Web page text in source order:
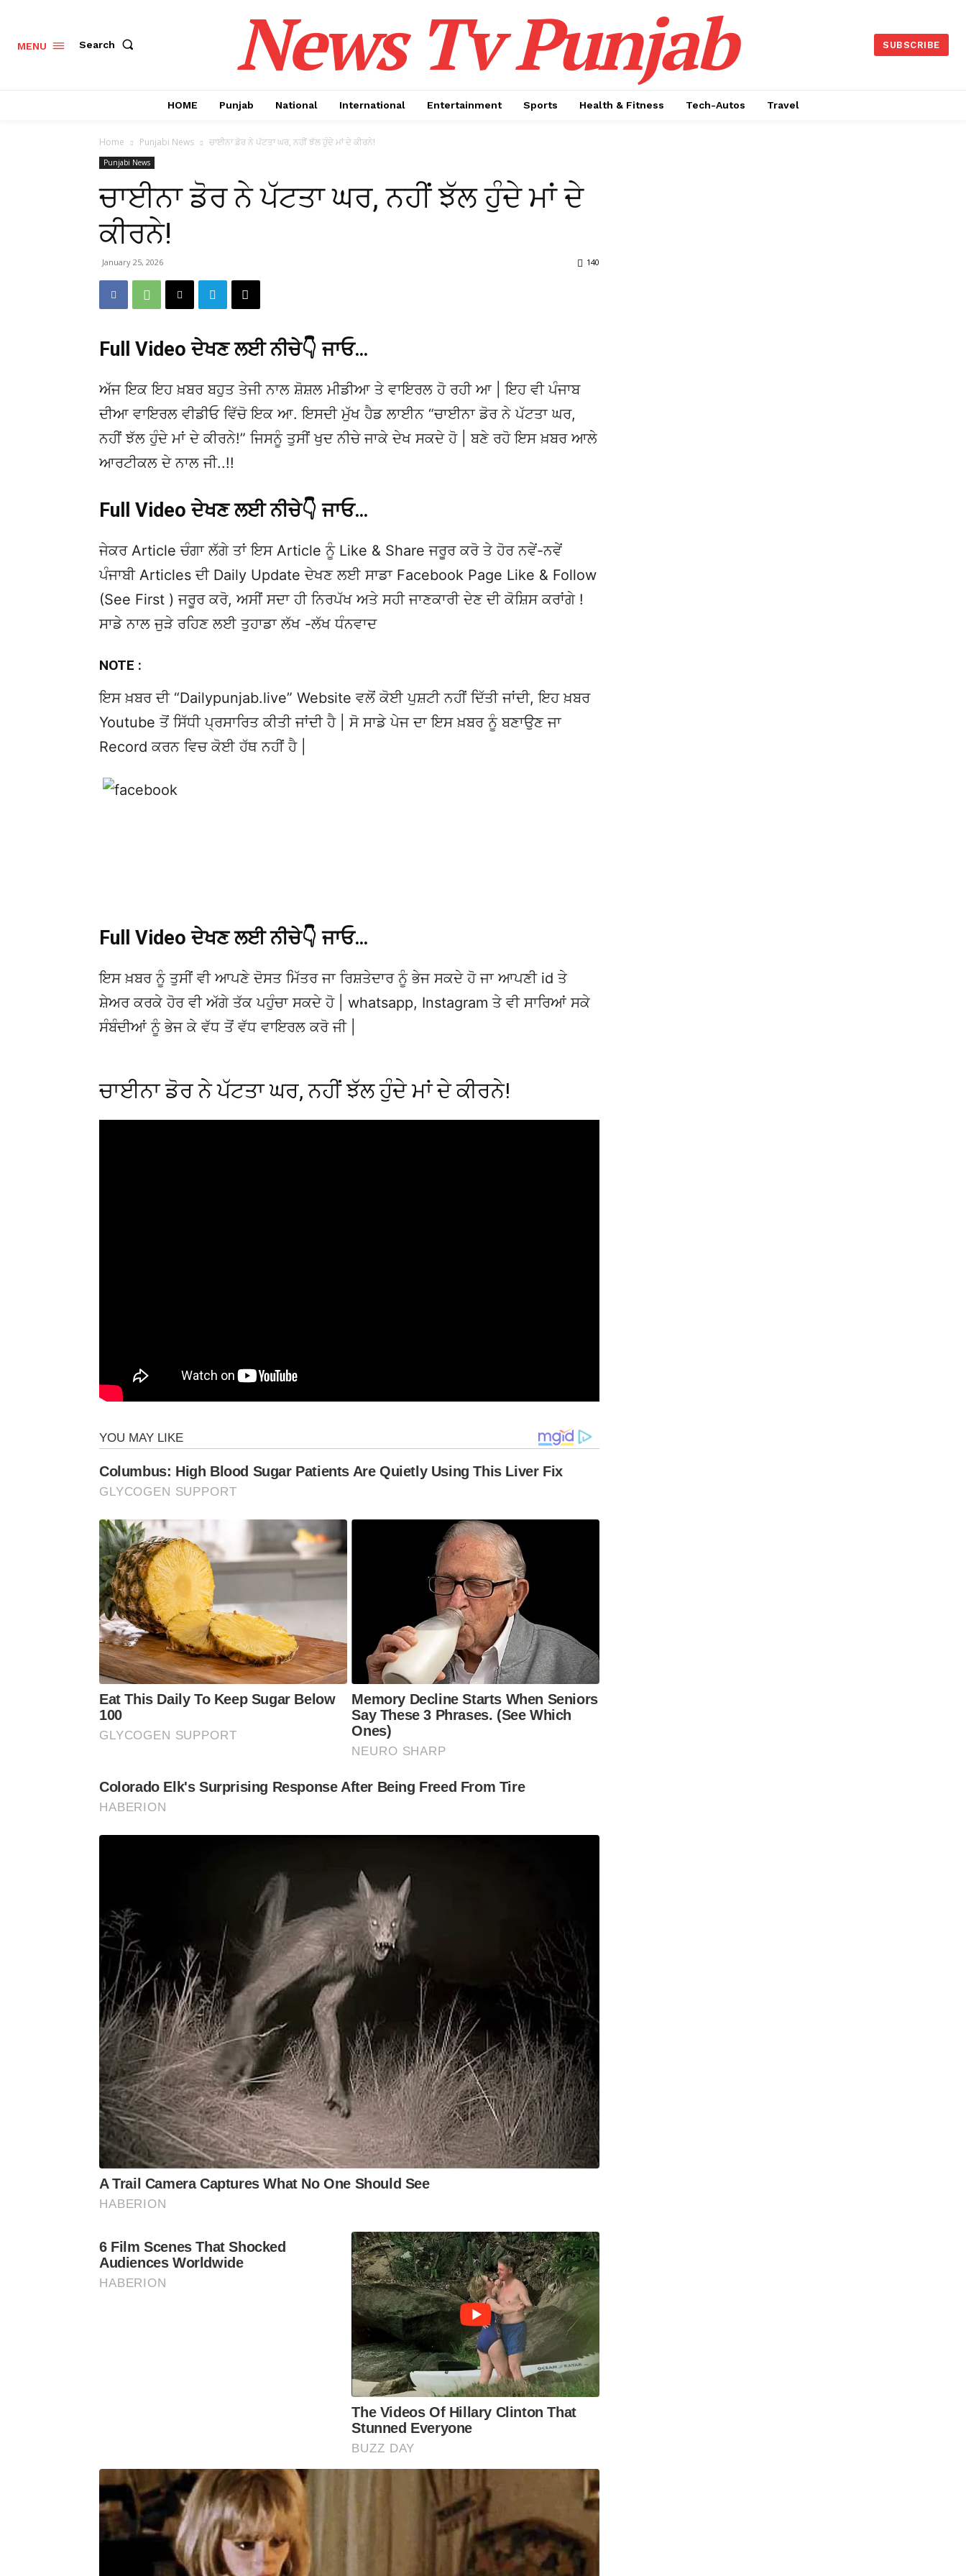
MENU Search News Tv Punjab SUBSCRIBE
HOME Punjab National International Entertainment Sports Health & Fitness Tech-Autos Travel
Home Punjabi News ਚਾਈਨਾ ਡੋਰ ਨੇ ਪੱਟਤਾ ਘਰ, ਨਹੀਂ ਝੱਲ ਹੁੰਦੇ ਮਾਂ ਦੇ ਕੀਰਨੇ!
Punjabi News
ਚਾਈਨਾ ਡੋਰ ਨੇ ਪੱਟਤਾ ਘਰ, ਨਹੀਂ ਝੱਲ ਹੁੰਦੇ ਮਾਂ ਦੇ
ਕੀਰਨੇ!
January 25, 2026 140
Full Video ਦੇਖਣ ਲਈ ਨੀਚੇ👇 ਜਾਓ…
ਅੱਜ ਇਕ ਇਹ ਖ਼ਬਰ ਬਹੁਤ ਤੇਜੀ ਨਾਲ ਸ਼ੋਸ਼ਲ ਮੀਡੀਆ ਤੇ ਵਾਇਰਲ ਹੋ ਰਹੀ ਆ | ਇਹ ਵੀ ਪੰਜਾਬ
ਦੀਆ ਵਾਇਰਲ ਵੀਡੀਓ ਵਿੱਚੋ ਇਕ ਆ. ਇਸਦੀ ਮੁੱਖ ਹੈਡ ਲਾਈਨ “ਚਾਈਨਾ ਡੋਰ ਨੇ ਪੱਟਤਾ ਘਰ,
ਨਹੀਂ ਝੱਲ ਹੁੰਦੇ ਮਾਂ ਦੇ ਕੀਰਨੇ!” ਜਿਸਨੂੰ ਤੁਸੀਂ ਖੁਦ ਨੀਚੇ ਜਾਕੇ ਦੇਖ ਸਕਦੇ ਹੋ | ਬਣੇ ਰਹੋ ਇਸ ਖ਼ਬਰ ਆਲੇ
ਆਰਟੀਕਲ ਦੇ ਨਾਲ ਜੀ..!!
Full Video ਦੇਖਣ ਲਈ ਨੀਚੇ👇 ਜਾਓ…
ਜੇਕਰ Article ਚੰਗਾ ਲੱਗੇ ਤਾਂ ਇਸ Article ਨੂੰ Like & Share ਜਰੂਰ ਕਰੋ ਤੇ ਹੋਰ ਨਵੇਂ-ਨਵੇਂ
ਪੰਜਾਬੀ Articles ਦੀ Daily Update ਦੇਖਣ ਲਈ ਸਾਡਾ Facebook Page Like & Follow
(See First ) ਜਰੂਰ ਕਰੋ, ਅਸੀਂ ਸਦਾ ਹੀ ਨਿਰਪੱਖ ਅਤੇ ਸਹੀ ਜਾਣਕਾਰੀ ਦੇਣ ਦੀ ਕੋਸ਼ਿਸ ਕਰਾਂਗੇ !
ਸਾਡੇ ਨਾਲ ਜੁੜੇ ਰਹਿਣ ਲਈ ਤੁਹਾਡਾ ਲੱਖ -ਲੱਖ ਧੰਨਵਾਦ
NOTE :
ਇਸ ਖ਼ਬਰ ਦੀ “Dailypunjab.live” Website ਵਲੋਂ ਕੋਈ ਪੁਸ਼ਟੀ ਨਹੀਂ ਦਿੱਤੀ ਜਾਂਦੀ, ਇਹ ਖ਼ਬਰ
Youtube ਤੋਂ ਸਿੱਧੀ ਪ੍ਰਸਾਰਿਤ ਕੀਤੀ ਜਾਂਦੀ ਹੈ | ਸੋ ਸਾਡੇ ਪੇਜ ਦਾ ਇਸ ਖ਼ਬਰ ਨੂੰ ਬਣਾਉਣ ਜਾ
Record ਕਰਨ ਵਿਚ ਕੋਈ ਹੱਥ ਨਹੀਂ ਹੈ |
Full Video ਦੇਖਣ ਲਈ ਨੀਚੇ👇 ਜਾਓ…
ਇਸ ਖ਼ਬਰ ਨੂੰ ਤੁਸੀਂ ਵੀ ਆਪਣੇ ਦੋਸਤ ਮਿੱਤਰ ਜਾ ਰਿਸ਼ਤੇਦਾਰ ਨੂੰ ਭੇਜ ਸਕਦੇ ਹੋ ਜਾ ਆਪਣੀ id ਤੇ
ਸ਼ੇਅਰ ਕਰਕੇ ਹੋਰ ਵੀ ਅੱਗੇ ਤੱਕ ਪਹੁੰਚਾ ਸਕਦੇ ਹੋ | whatsapp, Instagram ਤੇ ਵੀ ਸਾਰਿਆਂ ਸਕੇ
ਸੰਬੰਦੀਆਂ ਨੂੰ ਭੇਜ ਕੇ ਵੱਧ ਤੋਂ ਵੱਧ ਵਾਇਰਲ ਕਰੋ ਜੀ |
ਚਾਈਨਾ ਡੋਰ ਨੇ ਪੱਟਤਾ ਘਰ, ਨਹੀਂ ਝੱਲ ਹੁੰਦੇ ਮਾਂ ਦੇ ਕੀਰਨੇ!